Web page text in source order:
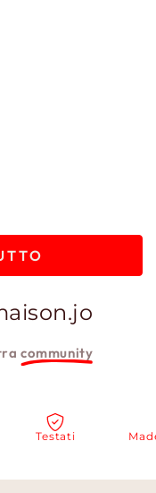
community
Testati Made